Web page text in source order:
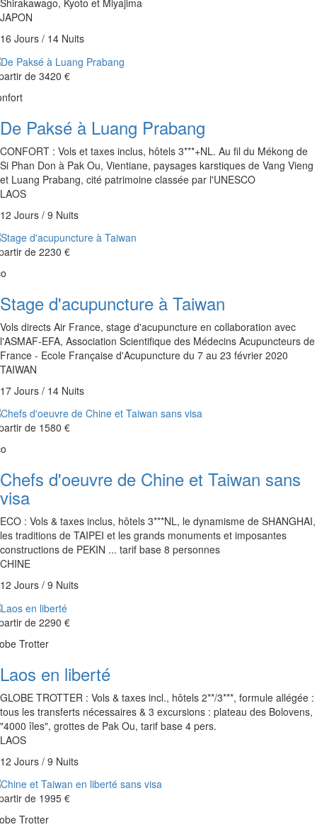
Shirakawago, Kyoto et Miyajima
JAPON
16 Jours / 14 Nuits
de 3420 €
De Paksé à Luang Prabang
CONFORT : Vols et taxes inclus, hôtels 3***+NL. Au fil du Mékong de
Si Phan Don à Pak Ou, Vientiane, paysages karstiques de Vang Vieng
et Luang Prabang, cité patrimoine classée par l'UNESCO
LAOS
12 Jours / 9 Nuits
de 2230 €
Stage d'acupuncture à Taiwan
Vols directs Air France, stage d'acupuncture en collaboration avec
l'ASMAF-EFA, Association Scientifique des Médecins Acupuncteurs de
France - Ecole Française d'Acupuncture du 7 au 23 février 2020
TAIWAN
17 Jours / 14 Nuits
de 1580 €
Chefs d'oeuvre de Chine et Taiwan sans
visa
ECO : Vols & taxes inclus, hôtels 3***NL, le dynamisme de SHANGHAI,
les traditions de TAIPEI et les grands monuments et imposantes
constructions de PEKIN ... tarif base 8 personnes
CHINE
12 Jours / 9 Nuits
de 2290 €
Trotter
Laos en liberté
GLOBE TROTTER : Vols & taxes incl., hôtels 2**/3***, formule allégée :
tous les transferts nécessaires & 3 excursions : plateau des Bolovens,
"4000 îles", grottes de Pak Ou, tarif base 4 pers.
LAOS
12 Jours / 9 Nuits
de 1995 €
Trotter